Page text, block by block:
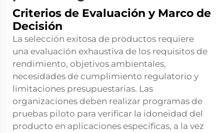
Criterios de Evaluación y Marco de
Decisión
La selección exitosa de productos requiere
una evaluación exhaustiva de los requisitos de
rendimiento, objetivos ambientales,
necesidades de cumplimiento regulatorio y
limitaciones presupuestarias. Las
organizaciones deben realizar programas de
pruebas piloto para verificar la idoneidad del
producto en aplicaciones específicas, a la vez